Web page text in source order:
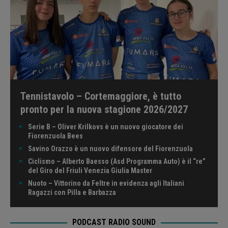
Tennistavolo – Cortemaggiore, è tutto
pronto per la nuova stagione 2026/2027
Serie B – Oliver Krilkovs è un nuovo giocatore dei
Fiorenzuola Bees
Savino Orazzo è un nuovo difensore del Fiorenzuola
Ciclismo – Alberto Baesso (Asd Programma Auto) è il “re”
del Giro del Friuli Venezia Giulia Master
Nuoto – Vittorino da Feltre in evidenza agli Italiani
Ragazzi con Pilla e Barbazza
PODCAST RADIO SOUND